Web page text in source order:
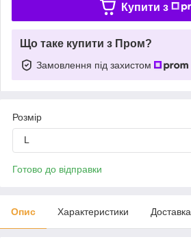
Купити з
Що таке купити з Пром?
Замовлення під захистом
Розмір
L
Готово до відправки
Опис Характеристики Доставка